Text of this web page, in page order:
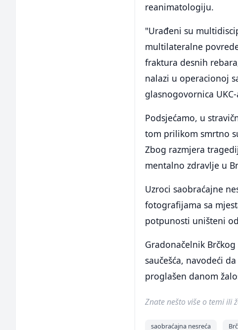
reanimatologiju.
"Urađeni su
multilateralne
fraktura desnih
nalazi u operacionoj
glasnogovornica
Podsjećamo, u
tom prilikom smrtno
Zbog razmjera
mentalno zdravlje u
Uzroci saobraćajne
fotografijama sa
potpunosti uništeni
Gradonačelnik
saučešća, navodeći
proglašen danom
Znate nešto više o temi ili
saobraćajna nesreća